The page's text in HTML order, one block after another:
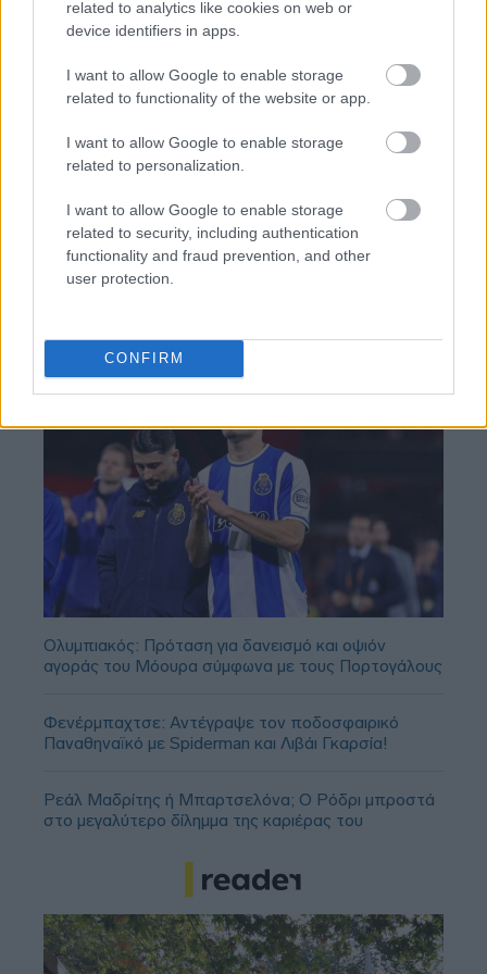
related to analytics like cookies on web or
device identifiers in apps.
I want to allow Google to enable storage
related to functionality of the website or app.
I want to allow Google to enable storage
related to personalization.
I want to allow Google to enable storage
related to security, including authentication
functionality and fraud prevention, and other
user protection.
CONFIRM
TAGS: Μαρκ Ρούτε (Mark Rutte) ΝΑΤΟ
BEST OFINTERNET
Ολυμπιακός: Πρόταση για δανεισμό και οψιόν
αγοράς του Μόουρα σύμφωνα με τους Πορτογάλους
Φενέρμπαχτσε: Αντέγραψε τον ποδοσφαιρικό
Παναθηναϊκό με Spiderman και Λιβάι Γκαρσία!
Ρεάλ Μαδρίτης ή Μπαρτσελόνα; Ο Ρόδρι μπροστά
στο μεγαλύτερο δίλημμα της καριέρας του